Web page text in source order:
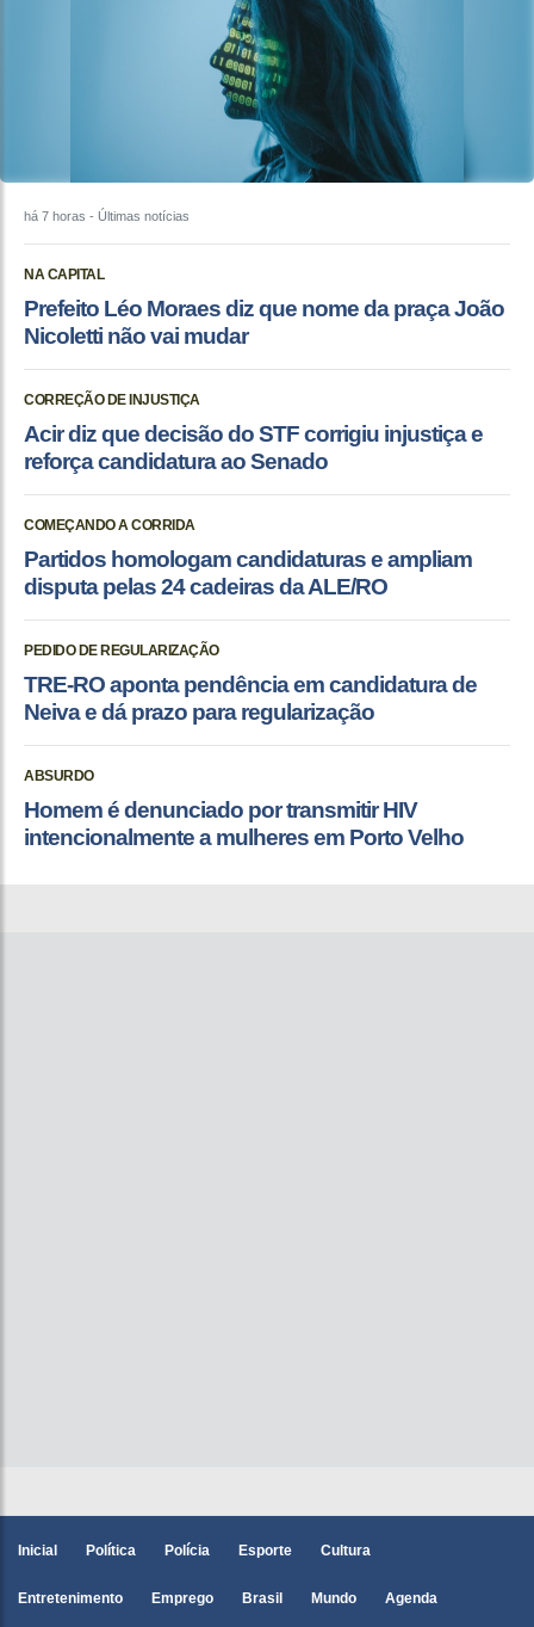
há 7 horas - Últimas notícias
NA CAPITAL
Prefeito Léo Moraes diz que nome da praça João
Nicoletti não vai mudar
CORREÇÃO DE INJUSTIÇA
Acir diz que decisão do STF corrigiu injustiça e
reforça candidatura ao Senado
COMEÇANDO A CORRIDA
Partidos homologam candidaturas e ampliam
disputa pelas 24 cadeiras da ALE/RO
PEDIDO DE REGULARIZAÇÃO
TRE-RO aponta pendência em candidatura de
Neiva e dá prazo para regularização
ABSURDO
Homem é denunciado por transmitir HIV
intencionalmente a mulheres em Porto Velho
Inicial Política Polícia Esporte Cultura
Entretenimento Emprego Brasil Mundo Agenda